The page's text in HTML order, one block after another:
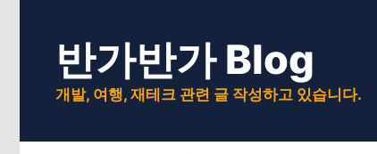
content반가반가 Blog
개발, 여행, 재테크 관련 글 작성하고 있습니다.